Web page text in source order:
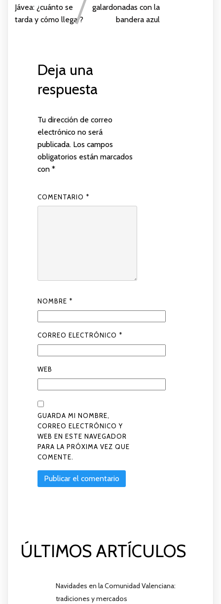
Jávea: ¿cuánto se
tarda y cómo llegar?
galardonadas con la
bandera azul
Deja una
respuesta
Tu dirección de correo
electrónico no será
publicada. Los campos
obligatorios están marcados
con *
COMENTARIO *
NOMBRE *
CORREO ELECTRÓNICO *
WEB
GUARDA MI NOMBRE,
CORREO ELECTRÓNICO Y
WEB EN ESTE NAVEGADOR
PARA LA PRÓXIMA VEZ QUE
COMENTE.
ÚLTIMOS ARTÍCULOS
Navidades en la Comunidad Valenciana:
tradiciones y mercados